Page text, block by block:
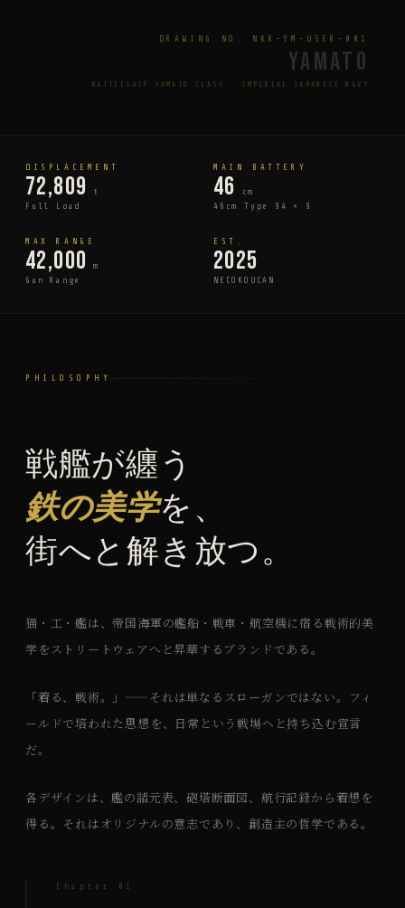
DRAWING NO. NKK-YM-USER-001
YAMATO
BATTLESHIP YAMATO CLASS · IMPERIAL JAPANESE NAVY
DISPLACEMENT
72,809
t
Full Load
MAIN BATTERY
46
cm
46cm Type 94 × 9
MAX RANGE
42,000
m
Gun Range
EST.
2025
NECOKOUCAN
PHILOSOPHY
戦艦が纏う
鉄の美学を、
街へと解き放つ。
猫・工・艦は、帝国海軍の艦船・戦車・航空機に宿る戦術的美
学をストリートウェアへと昇華するブランドである。
「着る、戦術。」——それは単なるスローガンではない。フィ
ールドで培われた思想を、日常という戦場へと持ち込む宣言
だ。
各デザインは、艦の諸元表、砲塔断面図、航行記録から着想を
得る。それはオリジナルの意志であり、創造主の哲学である。
Chapter 01